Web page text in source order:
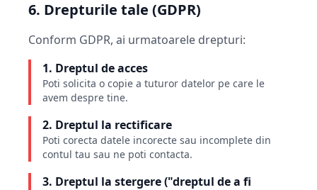
6. Drepturile tale (GDPR)
Conform GDPR, ai urmatoarele drepturi:
1. Dreptul de acces
Poti solicita o copie a tuturor datelor pe care le
avem despre tine.
2. Dreptul la rectificare
Poti corecta datele incorecte sau incomplete din
contul tau sau ne poti contacta.
3. Dreptul la stergere ("dreptul de a fi